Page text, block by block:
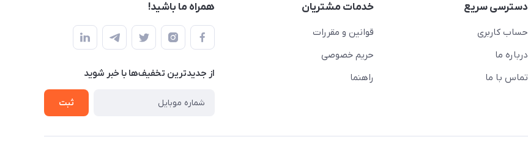
دسترسی سریع
حساب کاربری
درباره ما
تماس با ما
خدمات مشتریان
قوانین و مقررات
حریم خصوصی
راهنما
همراه ما باشید!
از جدید‌ترین تخفیف‌ها با‌ خبر شوید
ثبت